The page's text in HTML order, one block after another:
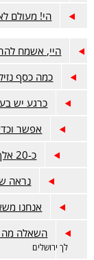
הי! מעולם
היי, אשמח
כמה כסף
כרגע יש
אפשר
כ-20 אלף,
נראה
אנחנו
השאלה מה
לך ירושלים